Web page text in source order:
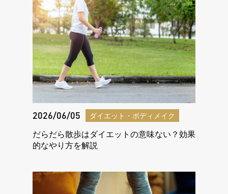
2026/06/05 ダイエット・ボディメイク
だらだら散歩はダイエットの意味ない？効果
的なやり方を解説